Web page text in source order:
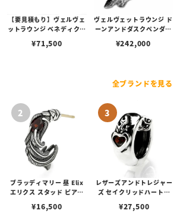
【要見積もり】ヴェルヴェ
ットラウンジ ベネディクシ
ト
¥71,500
ヴェルヴェットラウンジ ド
ーンアンドダスクペンダン
ーツw/ダイヤ
¥242,000
全ブランドを見る
ブラッディマリー 昼 Elix
エリクス スタッド ピアス
¥16,500
レザーズアンドトレジャー
ズ セイクリッドハートピ
¥27,500